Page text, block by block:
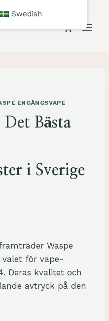
ENGÅNGSVAPE
Det Bästa
i Sverige
Waspe
valet för vape-
Deras kvalitet och
avtryck på den
Swedish